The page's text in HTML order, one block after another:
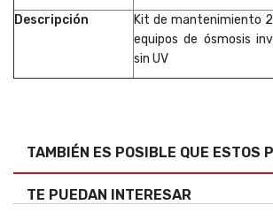
Descripción
Kit de mantenimiento
equipos de ósmosis
sin UV
TAMBIÉN ES POSIBLE QUE ESTOS
TE PUEDAN INTERESAR